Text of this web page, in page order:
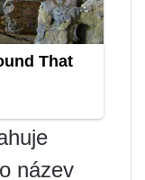
název